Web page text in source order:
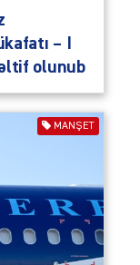
– I
olunub
MANŞET